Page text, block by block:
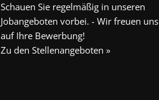
Schauen Sie regelmäßig in unseren
Jobangeboten vorbei. - Wir freuen uns
auf Ihre Bewerbung!
Zu den Stellenangeboten »